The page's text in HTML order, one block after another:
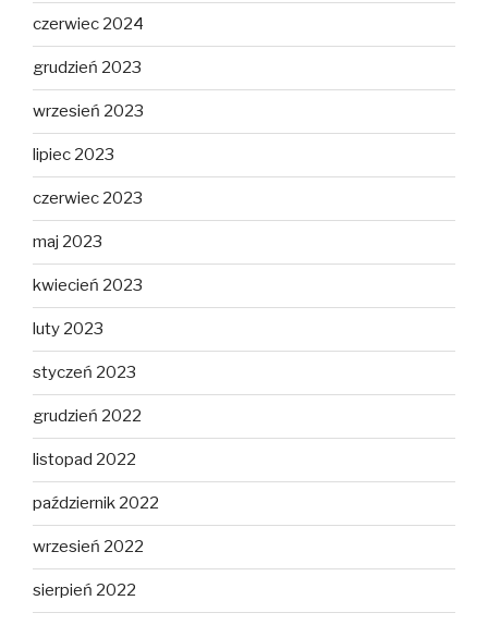
czerwiec 2024
grudzień 2023
wrzesień 2023
lipiec 2023
czerwiec 2023
maj 2023
kwiecień 2023
luty 2023
styczeń 2023
grudzień 2022
listopad 2022
październik 2022
wrzesień 2022
sierpień 2022